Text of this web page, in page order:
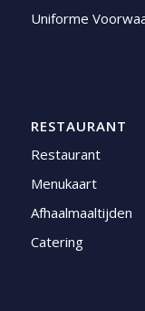
Uniforme
RESTAURANT
Restaurant
Menukaart
Afhaalmaaltijden
Catering